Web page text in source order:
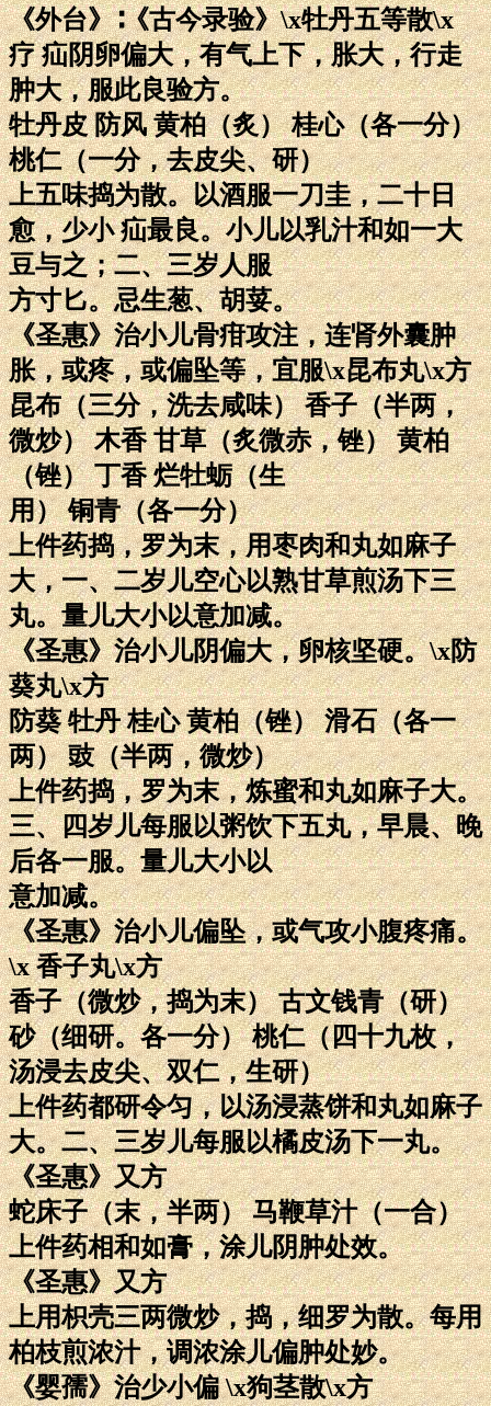
《外台》∶《古今录验》\x牡丹五等散\x
疗 疝阴卵偏大，有气上下，胀大，行走
肿大，服此良验方。
牡丹皮 防风 黄柏（炙） 桂心（各一分）
桃仁（一分，去皮尖、研）
上五味捣为散。以酒服一刀圭，二十日
愈，少小 疝最良。小儿以乳汁和如一大
豆与之；二、三岁人服
方寸匕。忌生葱、胡荽。
《圣惠》治小儿骨疳攻注，连肾外囊肿
胀，或疼，或偏坠等，宜服\x昆布丸\x方
昆布（三分，洗去咸味） 香子（半两，
微炒） 木香 甘草（炙微赤，锉） 黄柏
（锉） 丁香 烂牡蛎（生
用） 铜青（各一分）
上件药捣，罗为末，用枣肉和丸如麻子
大，一、二岁儿空心以熟甘草煎汤下三
丸。量儿大小以意加减。
《圣惠》治小儿阴偏大，卵核坚硬。\x防
葵丸\x方
防葵 牡丹 桂心 黄柏（锉） 滑石（各一
两） 豉（半两，微炒）
上件药捣，罗为末，炼蜜和丸如麻子大。
三、四岁儿每服以粥饮下五丸，早晨、晚
后各一服。量儿大小以
意加减。
《圣惠》治小儿偏坠，或气攻小腹疼痛。
\x 香子丸\x方
香子（微炒，捣为末） 古文钱青（研）
砂（细研。各一分） 桃仁（四十九枚，
汤浸去皮尖、双仁，生研）
上件药都研令匀，以汤浸蒸饼和丸如麻子
大。二、三岁儿每服以橘皮汤下一丸。
《圣惠》又方
蛇床子（末，半两） 马鞭草汁（一合）
上件药相和如膏，涂儿阴肿处效。
《圣惠》又方
上用枳壳三两微炒，捣，细罗为散。每用
柏枝煎浓汁，调浓涂儿偏肿处妙。
《婴孺》治少小偏 \x狗茎散\x方